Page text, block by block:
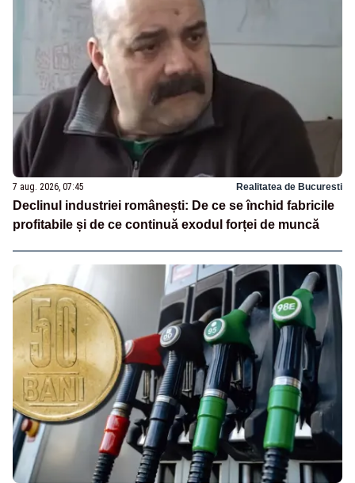
7 aug. 2026, 07:45 Realitatea de Bucuresti
Declinul industriei românești: De ce se închid fabricile
profitabile și de ce continuă exodul forței de muncă